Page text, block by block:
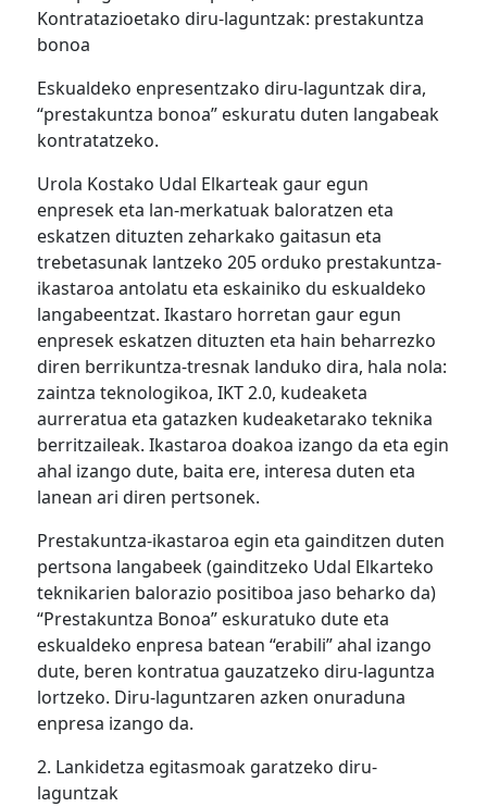
Kontratazioetako diru-laguntzak: prestakuntza
bonoa
Eskualdeko enpresentzako diru-laguntzak dira,
“prestakuntza bonoa” eskuratu duten langabeak
kontratatzeko.
Urola Kostako Udal Elkarteak gaur egun
enpresek eta lan-merkatuak baloratzen eta
eskatzen dituzten zeharkako gaitasun eta
trebetasunak lantzeko 205 orduko prestakuntza-
ikastaroa antolatu eta eskainiko du eskualdeko
langabeentzat. Ikastaro horretan gaur egun
enpresek eskatzen dituzten eta hain beharrezko
diren berrikuntza-tresnak landuko dira, hala nola:
zaintza teknologikoa, IKT 2.0, kudeaketa
aurreratua eta gatazken kudeaketarako teknika
berritzaileak. Ikastaroa doakoa izango da eta egin
ahal izango dute, baita ere, interesa duten eta
lanean ari diren pertsonek.
Prestakuntza-ikastaroa egin eta gainditzen duten
pertsona langabeek (gainditzeko Udal Elkarteko
teknikarien balorazio positiboa jaso beharko da)
“Prestakuntza Bonoa” eskuratuko dute eta
eskualdeko enpresa batean “erabili” ahal izango
dute, beren kontratua gauzatzeko diru-laguntza
lortzeko. Diru-laguntzaren azken onuraduna
enpresa izango da.
2. Lankidetza egitasmoak garatzeko diru-
laguntzak